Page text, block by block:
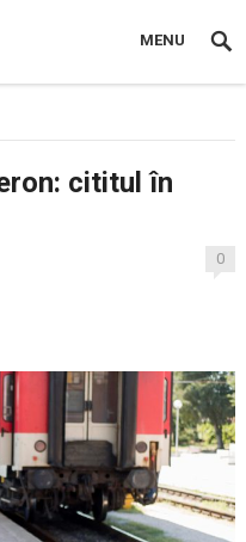
MENU
cititul în
0